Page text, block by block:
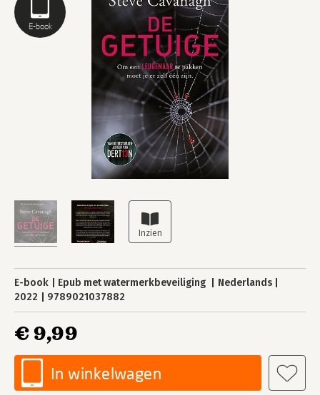
E-book
E-book Epub met watermerkbeveiliging
Nederlands
2022
9789021037882
€ 9,99
In winkelwagen